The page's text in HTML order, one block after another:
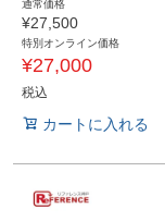
通常価格
¥27,500
特別オンライン価格
¥27,000
税込
カートに入れる